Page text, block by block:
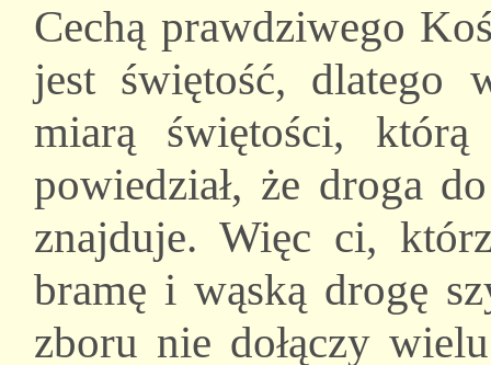
Cechą prawdziwego
jest świętość, dlatego
miarą świętości, którą
powiedział, że droga
znajduje. Więc ci,
bramę i wąską drogę
zboru nie dołączy